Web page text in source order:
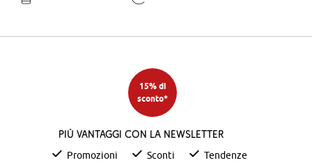
15% di
sconto*
Più vantaggi con la newsletter
Promozioni Sconti Tendenze